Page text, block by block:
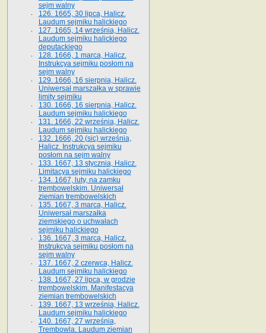
sejm walny
126. 1665, 30 lipca, Halicz.
Laudum sejmiku halickiego
127. 1665, 14 września, Halicz.
Laudum sejmiku halickiego
deputackiego
128. 1666, 1 marca, Halicz.
Instrukcya sejmiku posłom na
sejm walny
129. 1666, 16 sierpnia, Halicz.
Uniwersał marszałka w sprawie
limity sejmiku
130. 1666, 16 sierpnia, Halicz.
Laudum sejmiku halickiego
131. 1666, 22 września, Halicz.
Laudum sejmiku halickiego
132. 1666, 20 (sic) września,
Halicz. Instrukcya sejmiku
posłom na sejm walny
133. 1667, 13 stycznia, Halicz.
Limitacya sejmiku halickiego
134. 1667, luty, na zamku
trembowelskim. Uniwersał
ziemian trembowelskich
135. 1667, 3 marca, Halicz.
Uniwersał marszałka
ziemskiego o uchwałach
sejmiku halickiego
136. 1667, 3 marca, Halicz.
Instrukcya sejmiku posłom na
sejm walny
137. 1667, 2 czerwca, Halicz.
Laudum sejmiku halickiego
138. 1667, 27 lipca, w grodzie
trembowelskim. Manifestacya
ziemian trembowelskich
139. 1667, 13 września, Halicz.
Laudum sejmiku halickiego
140. 1667, 27 września,
Trembowla. Laudum ziemian